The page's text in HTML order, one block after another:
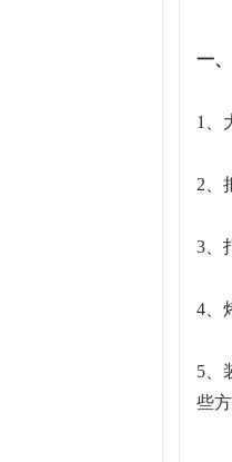
一
1、
2、
3、
4、
5、
些